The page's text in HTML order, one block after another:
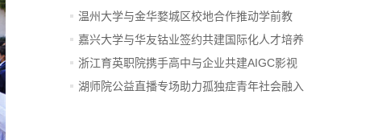
温州大学与金华婺城区校地合作推动学前教
育...
嘉兴大学与华友钴业签约共建国际化人才培养
项目
浙江育英职院携手高中与企业共建AIGC影视
创...
湖师院公益直播专场助力孤独症青年社会融入